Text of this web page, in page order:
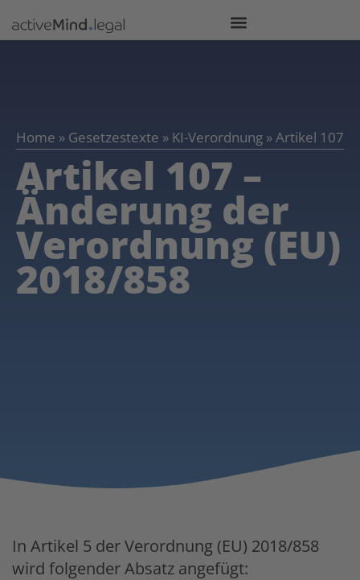
Home » Gesetzestexte » KI-Verordnung »Artikel 107
Artikel 107 –
Änderung der
Verordnung (EU)
2018/858
In Artikel 5 der Verordnung (EU) 2018/858
wird folgender Absatz angefügt: